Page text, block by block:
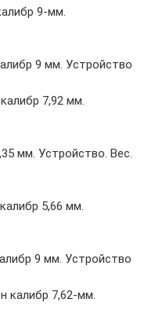
9-мм.
9 мм. Устройство
7,92 мм.
мм. Устройство. Вес.
5,66 мм.
9 мм. Устройство
калибр 7,62-мм.